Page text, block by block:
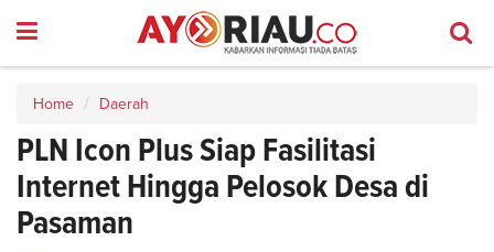
Home Daerah
PLN Icon Plus Siap Fasilitasi
Internet Hingga Pelosok Desa di
Pasaman